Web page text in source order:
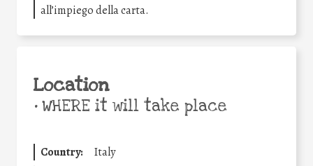
all’impiego della carta.
Location
•WHERE it will take place
Country:
Italy